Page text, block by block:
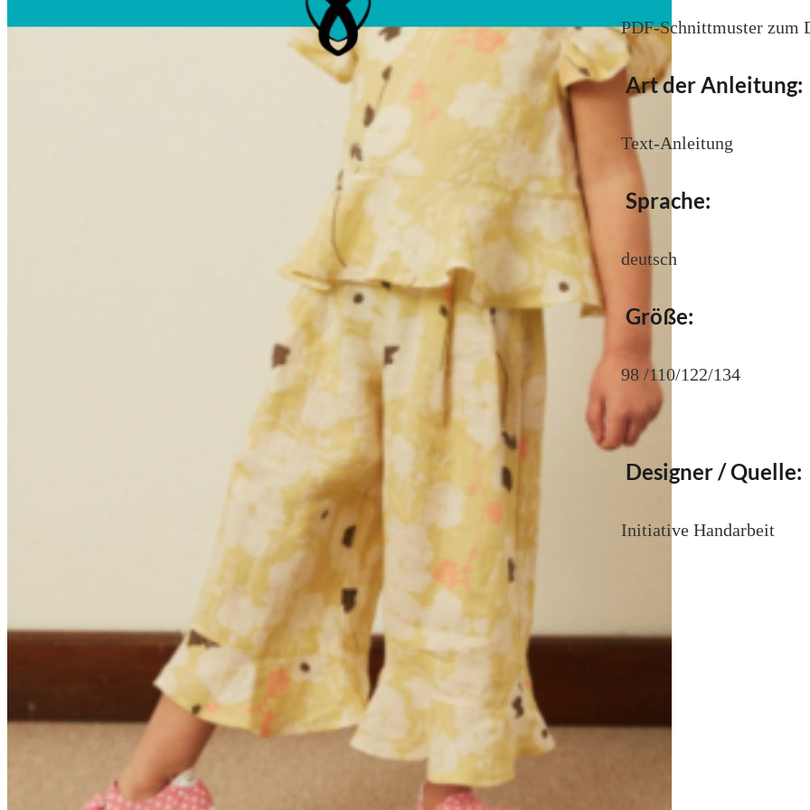
Unterwäsche & Weiteres
Accessoires
PDF-Schnittmuster zum
Art der Anleitung:
Text-Anleitung
Sprache:
deutsch
Größe:
98 /110/122/134
Designer / Quelle:
Initiative Handarbeit